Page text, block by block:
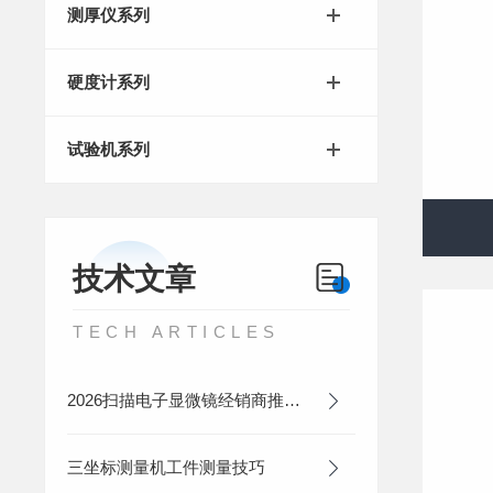
测厚仪系列
硬度计系列
试验机系列
技术文章
TECH ARTICLES
2026扫描电子显微镜经销商推荐，材料微观检测设备选型指南
三坐标测量机工件测量技巧